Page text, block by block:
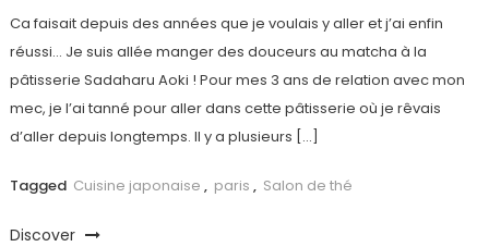
Ca faisait depuis des années que je voulais y aller et j’ai enfin
réussi… Je suis allée manger des douceurs au matcha à la
pâtisserie Sadaharu Aoki ! Pour mes 3 ans de relation avec mon
mec, je l’ai tanné pour aller dans cette pâtisserie où je rêvais
d’aller depuis longtemps. Il y a plusieurs […]
Tagged Cuisine japonaise , paris , Salon de thé
Discover